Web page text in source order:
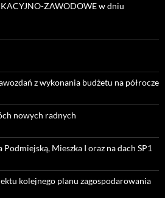
ZAWODOWE w dniu
z wykonania budżetu na półrocze
nowych radnych
Mieszka I oraz na dach SP1
kolejnego planu zagospodarowania